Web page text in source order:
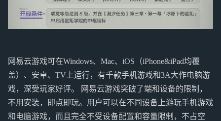
网易云游戏可在Windows、Mac、iOS（iPhone&iPad均覆
盖）、安卓、TV上运行，有千款手机游戏和3A大作电脑游
戏，深受玩家好评。 网易云游戏突破了端和设备的限制，
不用安装，即点即玩。用户可以在不同设备上游玩手机游戏
和电脑游戏，而且完全不受设备配置和容量限制，不占空